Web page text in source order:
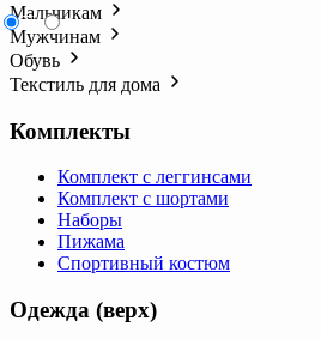
₸ ₺l
Мальчикам
Мужчинам
Обувь
Текстиль для дома
Комплекты
Комплект с леггинсами
Комплект с шортами
Наборы
Пижама
Спортивный костюм
Одежда (верх)